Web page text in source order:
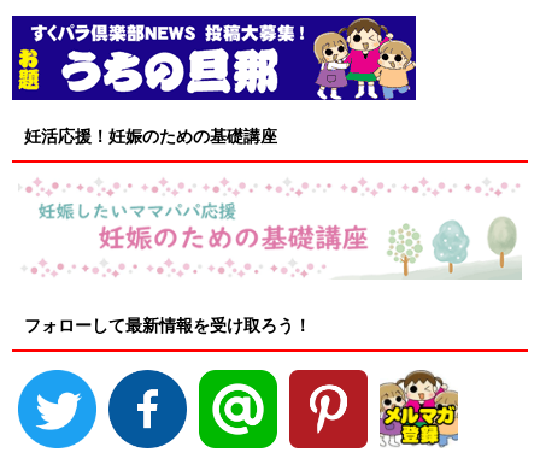
妊活応援！妊娠のための基礎講座
フォローして最新情報を受け取ろう！